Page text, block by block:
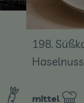
198.
mittel